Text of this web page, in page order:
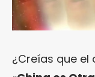
¿Creías que el